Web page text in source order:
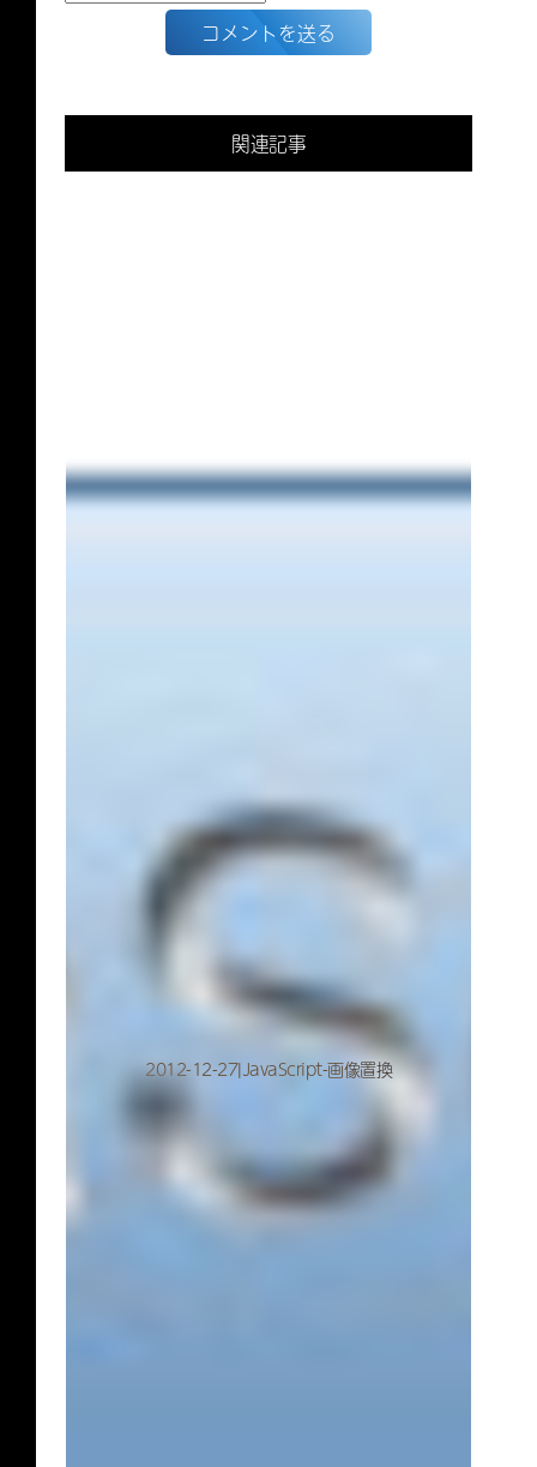
関連記事
2012-12-27|JavaScript-画像置換